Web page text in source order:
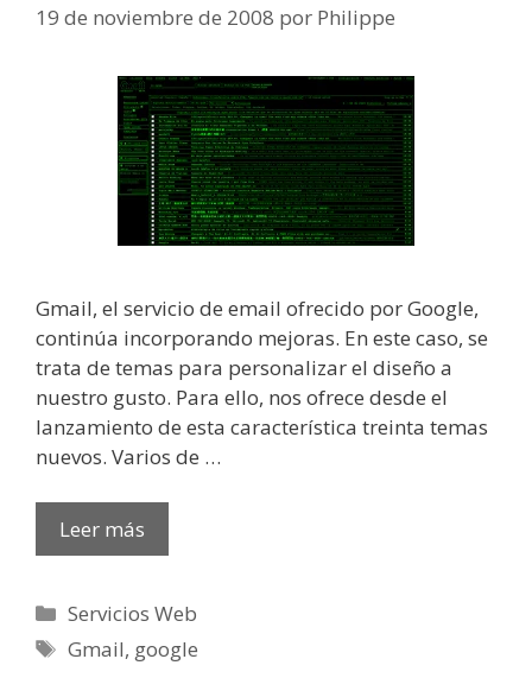
19 de noviembre de 2008 por Philippe
Gmail, el servicio de email ofrecido por Google,
continúa incorporando mejoras. En este caso, se
trata de temas para personalizar el diseño a
nuestro gusto. Para ello, nos ofrece desde el
lanzamiento de esta característica treinta temas
nuevos. Varios de …
Leer más
Categorías
Servicios Web
Etiquetas
Gmail, google